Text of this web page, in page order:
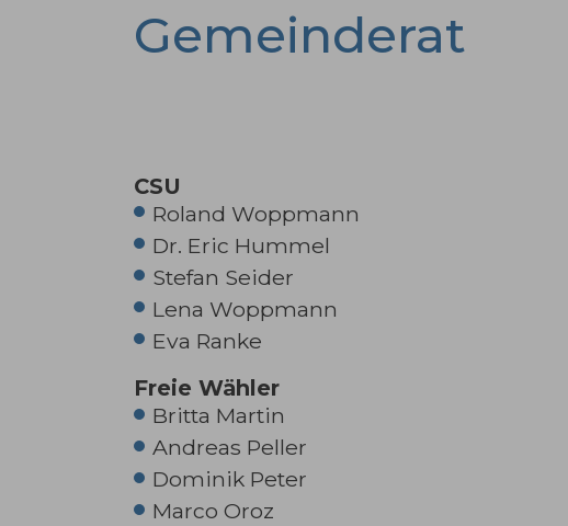
Gemeinderat
CSU
Roland Woppmann
Dr. Eric Hummel
Stefan Seider
Lena Woppmann
Eva Ranke
Freie Wähler
Britta Martin
Andreas Peller
Dominik Peter
Marco Oroz